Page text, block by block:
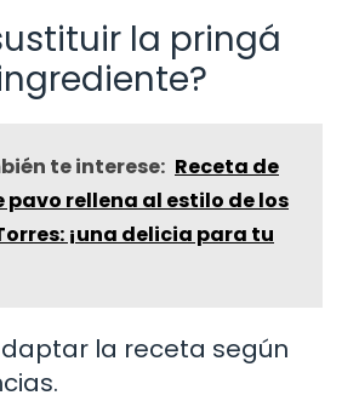
la pringá
te interese: Receta de
pavo rellena al estilo de los
¡una delicia para tu
la receta según